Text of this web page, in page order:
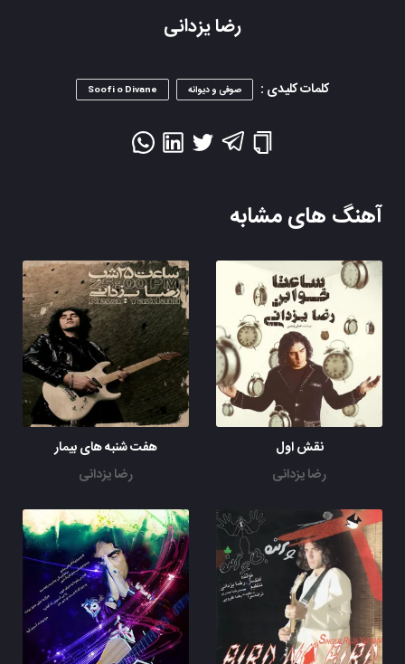
رضا یزدانی
کلمات کلیدی : صوفی و دیوانه Soofi o Divane
آهنگ های مشابه
نقش اول
رضا یزدانی
هفت شنبه های بیمار
رضا یزدانی